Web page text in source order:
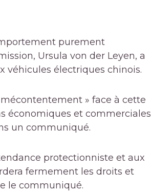
purement
Ursula von der Leyen, a
véhicules électriques chinois.
» face à cette
économiques et commerciales
un communiqué.
protectionniste et aux
fermement les droits et
le communiqué.